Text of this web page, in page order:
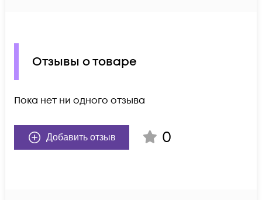
Отзывы о товаре
Пока нет ни одного отзыва
Добавить отзыв 0